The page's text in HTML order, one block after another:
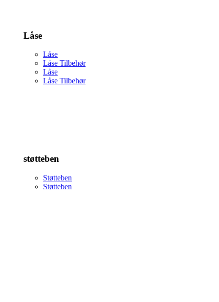
Låse
Låse
Låse Tilbehør
Låse
Låse Tilbehør
støtteben
Støtteben
Støtteben